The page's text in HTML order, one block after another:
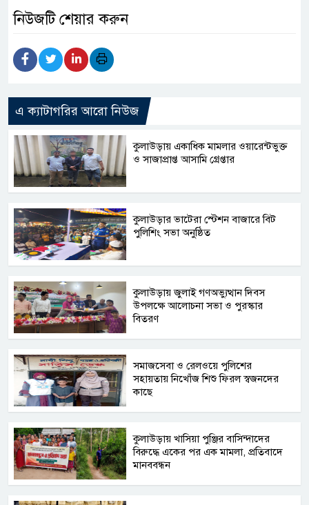
নিউজটি শেয়ার করুন
এ ক্যাটাগরির আরো নিউজ
কুলাউড়ায় একাধিক মামলার ওয়ারেন্টভুক্ত
ও সাজাপ্রাপ্ত আসামি গ্রেপ্তার
কুলাউড়ার ভাটেরা স্টেশন বাজারে বিট
পুলিশিং সভা অনুষ্ঠিত
কুলাউড়ায় জুলাই গণঅভ্যুত্থান দিবস
উপলক্ষে আলোচনা সভা ও পুরস্কার
বিতরণ
সমাজসেবা ও রেলওয়ে পুলিশের
সহায়তায় নিখোঁজ শিশু ফিরল স্বজনদের
কাছে
কুলাউড়ায় খাসিয়া পুঞ্জির বাসিন্দাদের
বিরুদ্ধে একের পর এক মামলা, প্রতিবাদে
মানববন্ধন